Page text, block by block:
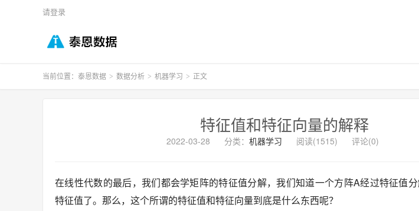
请登录
当前位置： 泰恩数据 > 数据分析 > 机器学习 > 正文
特征值和特征向量的解释
2022-03-28 分类： 机器学习 阅读(1515) 评论(0)
在线性代数的最后，我们都会学矩阵的特征值分解，我们知道一个方阵A经过特征值
特征值了。那么，这个所谓的特征值和特征向量到底是什么东西呢？